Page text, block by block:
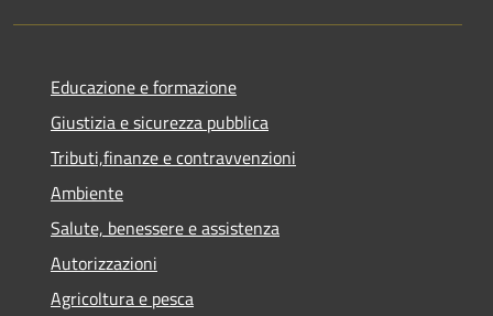
Educazione e formazione
Giustizia e sicurezza pubblica
Tributi,finanze e contravvenzioni
Ambiente
Salute, benessere e assistenza
Autorizzazioni
Agricoltura e pesca